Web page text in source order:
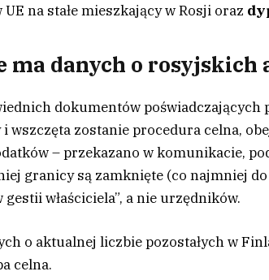
na stałe mieszkający w Rosji oraz
ma danych o rosyjskich
dokumentów poświadczających
wszczęta zostanie procedura celna,
– przekazano w komunikacie,
granicy są zamknięte (co najmniej
właściciela”, a nie urzędników.
o aktualnej liczbie pozostałych w
celna.